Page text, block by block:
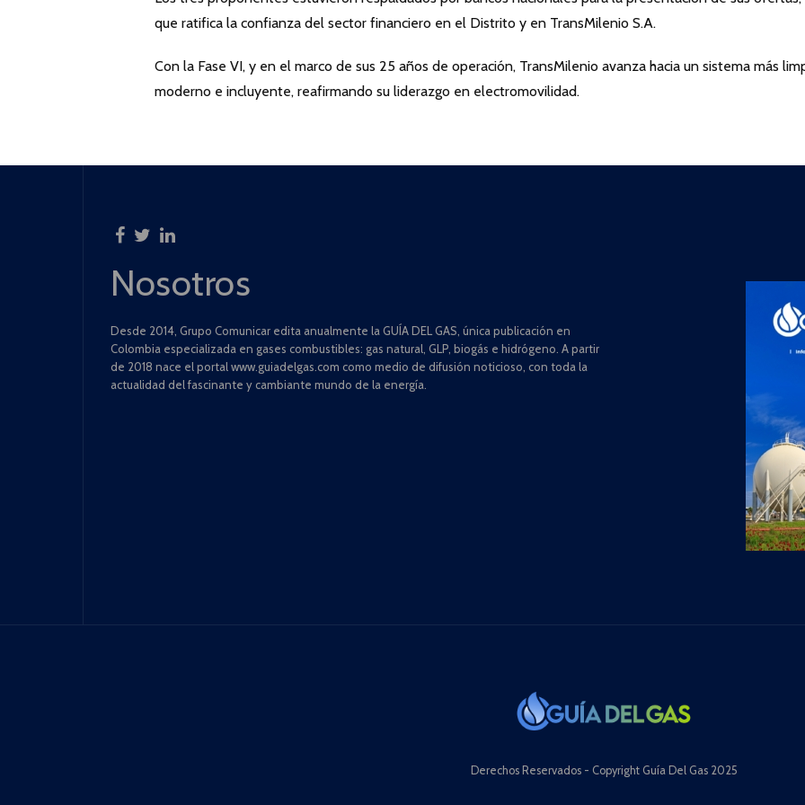
que ratifica la confianza del sector financiero en el Distrito y en TransMilenio S.A.
Con la Fase VI, y en el marco de sus 25 años de operación, TransMilenio avanza hacia un sistema más
moderno e incluyente, reafirmando su liderazgo en electromovilidad.
Nosotros
Desde 2014, Grupo Comunicar edita anualmente la GUÍA DEL GAS, única publicación en
Colombia especializada en gases combustibles: gas natural, GLP, biogás e hidrógeno. A partir
de 2018 nace el portal www.guiadelgas.com como medio de difusión noticioso, con toda la
actualidad del fascinante y cambiante mundo de la energía.
Derechos Reservados - Copyright Guía Del Gas 2025